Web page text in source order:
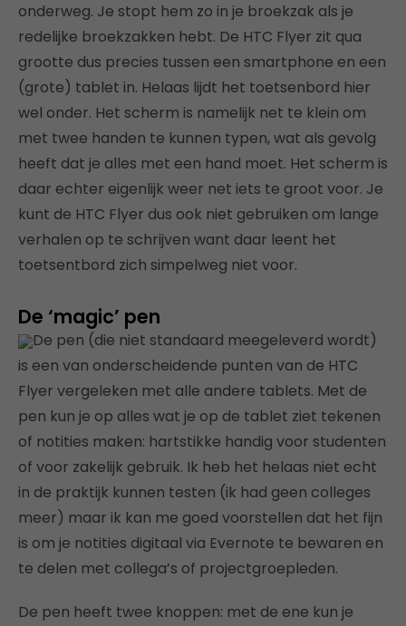
onderweg. Je stopt hem zo in je broekzak als je
redelijke broekzakken hebt. De HTC Flyer zit qua
grootte dus precies tussen een smartphone en een
(grote) tablet in. Helaas lijdt het toetsenbord hier
wel onder. Het scherm is namelijk net te klein om
met twee handen te kunnen typen, wat als gevolg
heeft dat je alles met een hand moet. Het scherm is
daar echter eigenlijk weer net iets te groot voor. Je
kunt de HTC Flyer dus ook niet gebruiken om lange
verhalen op te schrijven want daar leent het
toetsentbord zich simpelweg niet voor.
De ‘magic’ pen
De pen (die niet standaard meegeleverd wordt)
is een van onderscheidende punten van de HTC
Flyer vergeleken met alle andere tablets. Met de
pen kun je op alles wat je op de tablet ziet tekenen
of notities maken: hartstikke handig voor studenten
of voor zakelijk gebruik. Ik heb het helaas niet echt
in de praktijk kunnen testen (ik had geen colleges
meer) maar ik kan me goed voorstellen dat het fijn
is om je notities digitaal via Evernote te bewaren en
te delen met collega’s of projectgroepleden.
De pen heeft twee knoppen: met de ene kun je